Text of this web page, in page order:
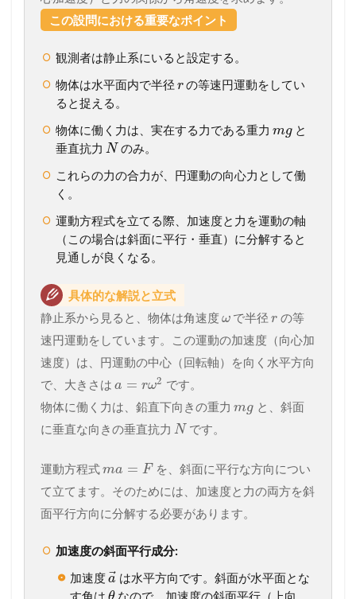
この設問における重要なポイント
観測者は静止系にいると設定する。
物体は水平面内で半径 rの等速円運動をしてい
ると捉える。
物体に働く力は、実在する力である重力 mg と
垂直抗力 N のみ。
これらの力の合力が、円運動の向心力として働
く。
運動方程式を立てる際、加速度と力を運動の軸
（この場合は斜面に平行・垂直）に分解すると
見通しが良くなる。
具体的な解説と立式
静止系から見ると、物体は角速度ω で半径r の等
速円運動をしています。この運動の加速度（向心加
速度）は、円運動の中心（回転軸）を向く水平方向
で、大きさは a = rω2 です。
物体に働く力は、鉛直下向きの重力 mg と、斜面
に垂直な向きの垂直抗力 N です。
運動方程式ma = F を、斜面に平行な方向につい
て立てます。そのためには、加速度と力の両方を斜
面平行方向に分解する必要があります。
加速度の斜面平行成分:
加速度a⃗ は水平方向です。斜面が水平面とな
す角は なので、加速度の斜面平行（上向